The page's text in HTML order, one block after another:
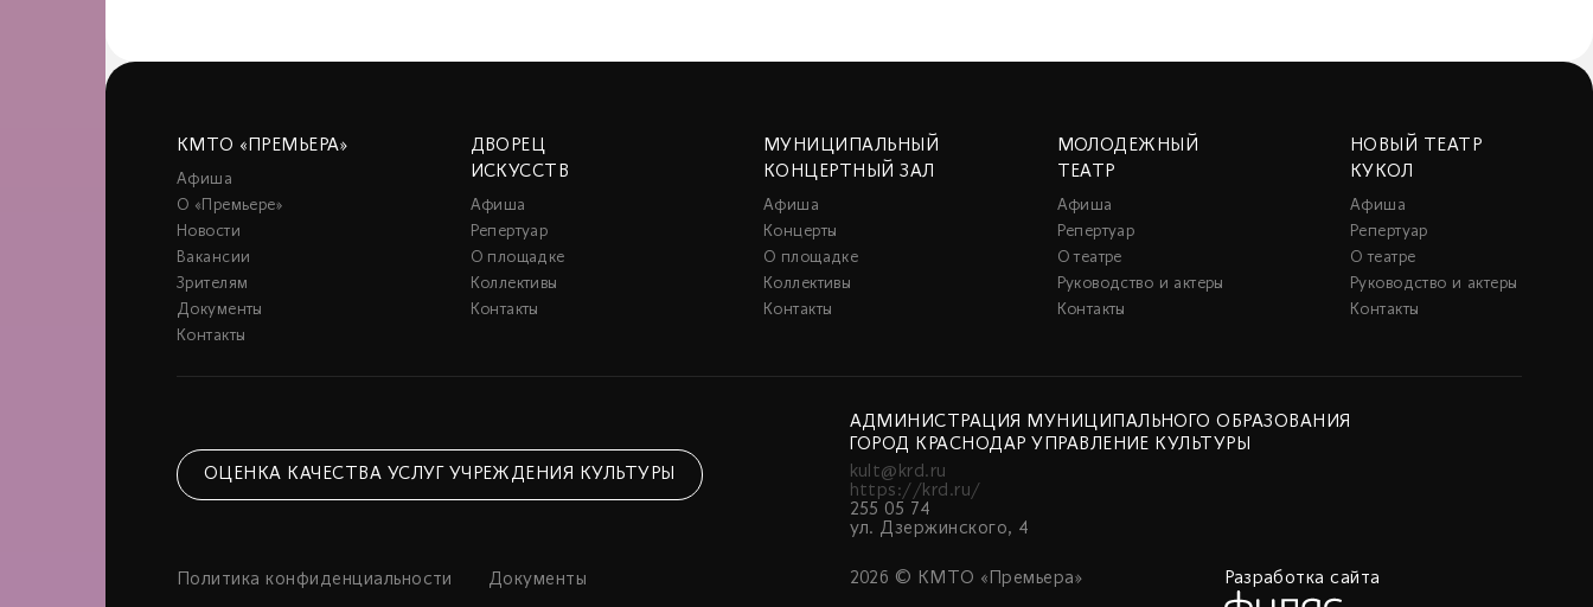
КМТО «ПРЕМЬЕРА»
Афиша
О «Премьере»
Новости
Вакансии
Зрителям
Документы
Контакты
ДВОРЕЦ
ИСКУССТВ
Афиша
Репертуар
О площадке
Коллективы
Контакты
МУНИЦИПАЛЬНЫЙ
КОНЦЕРТНЫЙ ЗАЛ
Афиша
Концерты
О площадке
Коллективы
Контакты
МОЛОДЕЖНЫЙ
ТЕАТР
Афиша
Репертуар
О театре
Руководство и актеры
Контакты
НОВЫЙ ТЕАТР
КУКОЛ
Афиша
Репертуар
О театре
Руководство и актеры
Контакты
ОЦЕНКА КАЧЕСТВА УСЛУГ УЧРЕЖДЕНИЯ КУЛЬТУРЫ
АДМИНИСТРАЦИЯ МУНИЦИПАЛЬНОГО ОБРАЗОВАНИЯ
ГОРОД КРАСНОДАР УПРАВЛЕНИЕ КУЛЬТУРЫ
kult@krd.ru
https://krd.ru/
255 05 74
ул. Дзержинского, 4
Политика конфиденциальности Документы 2026 © КМТО «Премьера» Разработка сайта